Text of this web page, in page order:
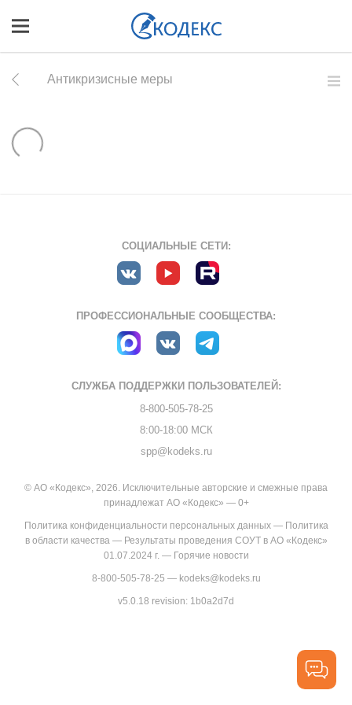
Антикризисные меры
СОЦИАЛЬНЫЕ СЕТИ:
ПРОФЕССИОНАЛЬНЫЕ СООБЩЕСТВА:
СЛУЖБА ПОДДЕРЖКИ ПОЛЬЗОВАТЕЛЕЙ:
8-800-505-78-25
8:00-18:00 МСК
spp@kodeks.ru
© АО «Кодекс», 2026. Исключительные авторские и смежные права
принадлежат АО «Кодекс» — 0+
Политика конфиденциальности персональных данных— Политика
в области качества— Результаты проведения СОУТ в АО «Кодекс»
01.07.2024 г.— Горячие новости
8-800-505-78-25 — kodeks@kodeks.ru
v5.0.18 revision: 1b0a2d7d